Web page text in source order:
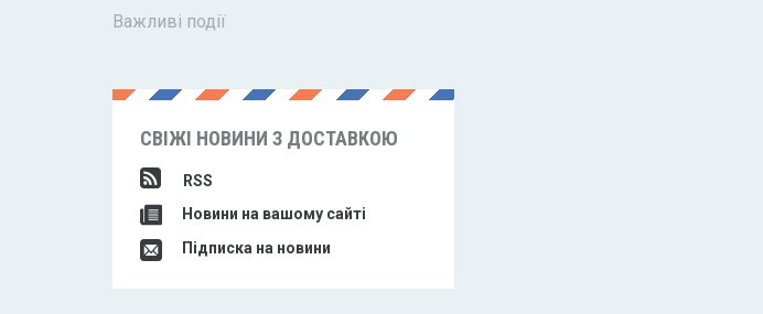
Важливі події
СВІЖІ НОВИНИ З ДОСТАВКОЮ
RSS
Новини на вашому сайті
Підписка на новини